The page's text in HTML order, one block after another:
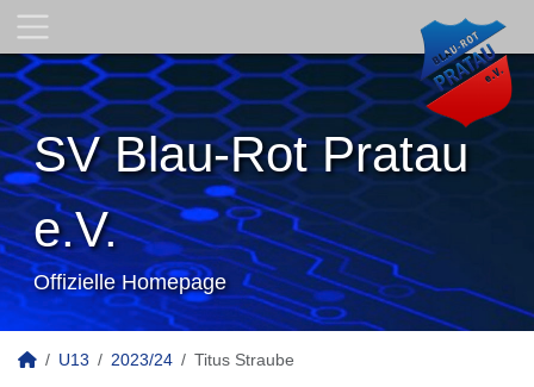
SV Blau-Rot Pratau
e.V.
Offizielle Homepage
U13 2023/24 Titus Straube